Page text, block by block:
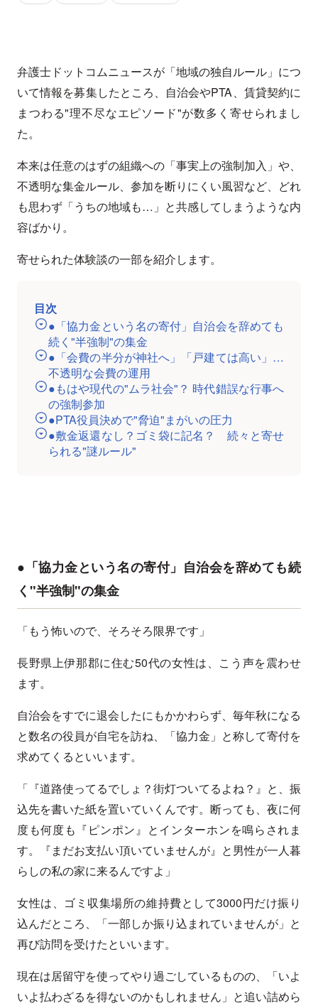
弁護士ドットコムニュースが「地域の独自ルール」につ
いて情報を募集したところ、自治会やPTA、賃貸契約に
まつわる"理不尽なエピソード"が数多く寄せられまし
た。
本来は任意のはずの組織への「事実上の強制加入」や、
不透明な集金ルール、参加を断りにくい風習など、どれ
も思わず「うちの地域も…」と共感してしまうような内
容ばかり。
寄せられた体験談の一部を紹介します。
目次
●「協力金という名の寄付」自治会を辞めても
続く"半強制"の集金
●「会費の半分が神社へ」「戸建ては高い」…
不透明な会費の運用
●もはや現代の"ムラ社会"？ 時代錯誤な行事へ
の強制参加
●PTA役員決めで"脅迫"まがいの圧力
●敷金返還なし？ゴミ袋に記名？ 続々と寄せ
られる"謎ルール"
●「協力金という名の寄付」自治会を辞めても続
く"半強制"の集金
「もう怖いので、そろそろ限界です」
長野県上伊那郡に住む50代の女性は、こう声を震わせ
ます。
自治会をすでに退会したにもかかわらず、毎年秋になる
と数名の役員が自宅を訪ね、「協力金」と称して寄付を
求めてくるといいます。
「『道路使ってるでしょ？街灯ついてるよね？』と、振
込先を書いた紙を置いていくんです。断っても、夜に何
度も何度も『ピンポン』とインターホンを鳴らされま
す。『まだお支払い頂いていませんが』と男性が一人暮
らしの私の家に来るんですよ」
女性は、ゴミ収集場所の維持費として3000円だけ振り
込んだところ、「一部しか振り込まれていませんが」と
再び訪問を受けたといいます。
現在は居留守を使ってやり過ごしているものの、「いよ
いよ払わざるを得ないのかもしれません」と追い詰めら